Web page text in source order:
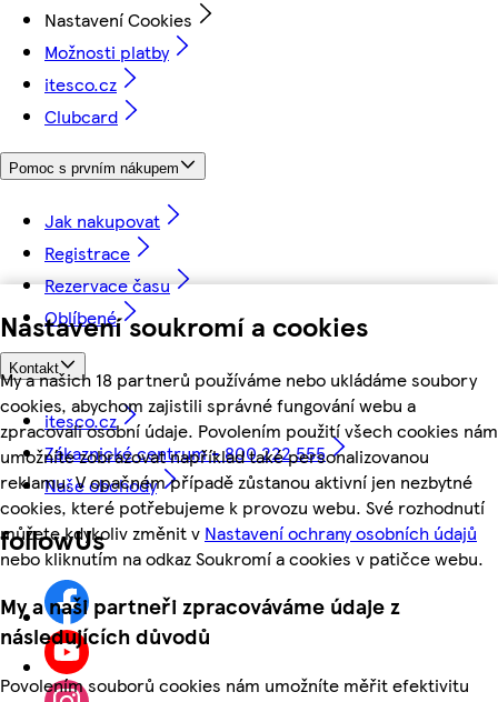
Nastavení soukromí a cookies
My a našich 18 partnerů používáme nebo ukládáme soubory
cookies, abychom zajistili správné fungování webu a
zpracovali osobní údaje. Povolením použití všech cookies nám
umožníte zobrazovat například také personalizovanou
reklamu. V opačném případě zůstanou aktivní jen nezbytné
cookies, které potřebujeme k provozu webu. Své rozhodnutí
můžete kdykoliv změnit v Nastavení ochrany osobních údajů
nebo kliknutím na odkaz Soukromí a cookies v patičce webu.
My a naši partneři zpracováváme údaje z
následujících důvodů
Povolením souborů cookies nám umožníte měřit efektivitu
Nastavení Cookies
Možnosti platby
itesco.cz
Clubcard
Pomoc s prvním nákupem
Jak nakupovat
Registrace
Rezervace času
Oblíbené
Kontakt
itesco.cz
Zákaznické centrum - 800 222 555
Naše obchody
followUs